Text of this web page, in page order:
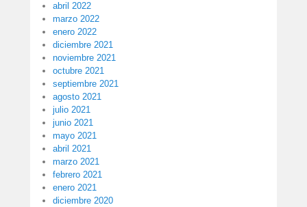
abril 2022
marzo 2022
enero 2022
diciembre 2021
noviembre 2021
octubre 2021
septiembre 2021
agosto 2021
julio 2021
junio 2021
mayo 2021
abril 2021
marzo 2021
febrero 2021
enero 2021
diciembre 2020